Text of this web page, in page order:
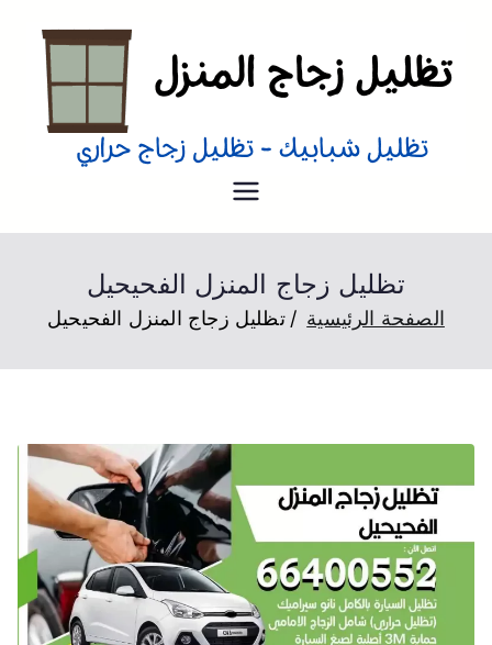
تظليل منازل
تظليل زجاج منازل من الداخل و
تظليل زجاج المنزل الفحيحيل
الصفحة الرئيسية تظليل زجاج المنزل الفحيحيل